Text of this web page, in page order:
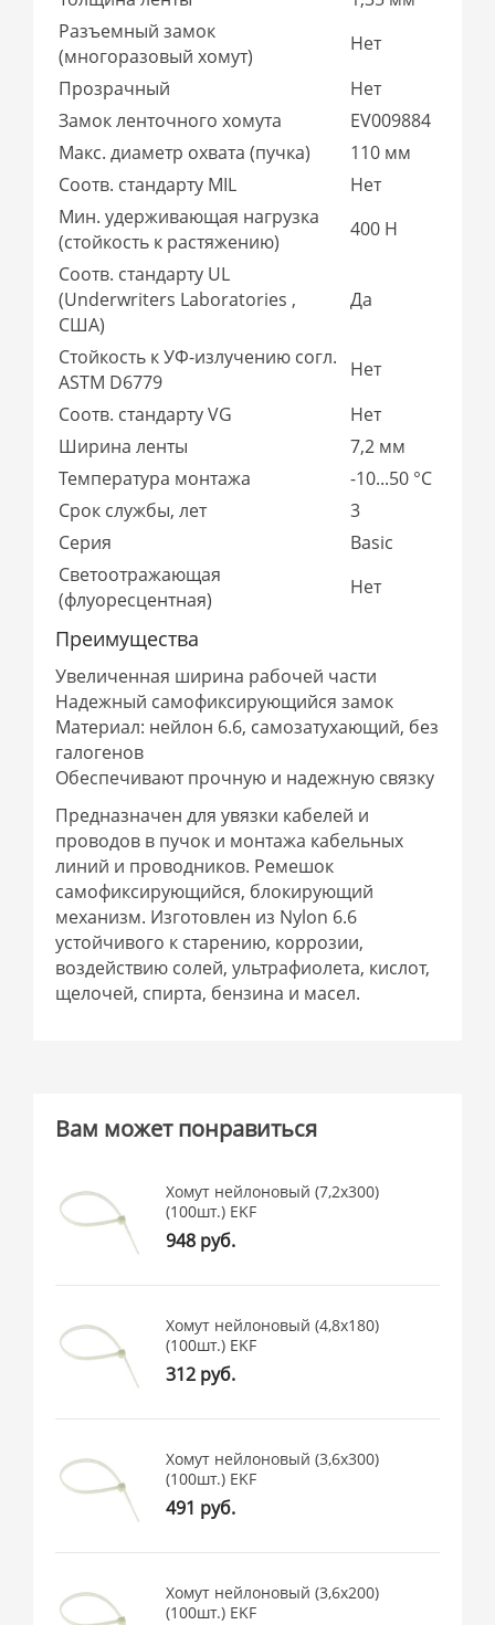
Разъемный замок
(многоразовый хомут)
Нет
Прозрачный
Нет
Замок ленточного хомута
EV009884
Макс. диаметр охвата (пучка)
110 мм
Соотв. стандарту MIL
Нет
Мин. удерживающая нагрузка
(стойкость к растяжению)
400 Н
Соотв. стандарту UL
(Underwriters Laboratories ,
США)
Да
Стойкость к УФ-излучению согл.
ASTM D6779
Нет
Соотв. стандарту VG
Нет
Ширина ленты
7,2 мм
Температура монтажа
-10...50 °C
Срок службы, лет
3
Серия
Basic
Светоотражающая
(флуоресцентная)
Нет
Преимущества
Увеличенная ширина рабочей части
Надежный самофиксирующийся замок
Материал: нейлон 6.6, самозатухающий, без
галогенов
Обеспечивают прочную и надежную связку
Предназначен для увязки кабелей и
проводов в пучок и монтажа кабельных
линий и проводников. Ремешок
самофиксирующийся, блокирующий
механизм. Изготовлен из Nylon 6.6
устойчивого к старению, коррозии,
воздействию солей, ультрафиолета, кислот,
щелочей, спирта, бензина и масел.
Вам может понравиться
Хомут нейлоновый (7,2х300)
(100шт.) EKF
948 руб.
Хомут нейлоновый (4,8х180)
(100шт.) EKF
312 руб.
Хомут нейлоновый (3,6х300)
(100шт.) EKF
491 руб.
Хомут нейлоновый (3,6х200)
(100шт.) EKF